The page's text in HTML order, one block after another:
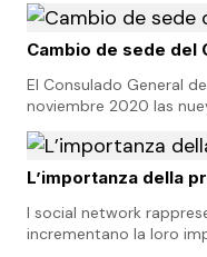
Cambio de sede del
El Consulado General
noviembre 2020 las
L’importanza della
I social network
incrementano la loro